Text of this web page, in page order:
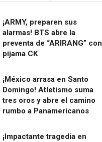
¡ARMY, preparen sus
alarmas! BTS abre la
preventa de “ARIRANG” con
pijama CK
¡México arrasa en Santo
Domingo! Atletismo suma
tres oros y abre el camino
rumbo a Panamericanos
¡Impactante tragedia en